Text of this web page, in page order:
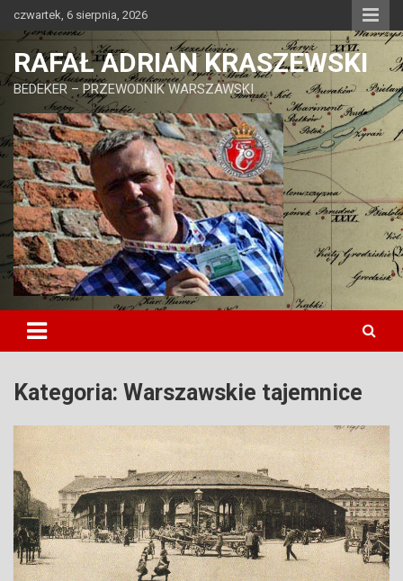
content
czwartek, 6 sierpnia, 2026
RAFAŁ ADRIAN KRASZEWSKI
BEDEKER – PRZEWODNIK WARSZAWSKI
Kategoria: Warszawskie tajemnice